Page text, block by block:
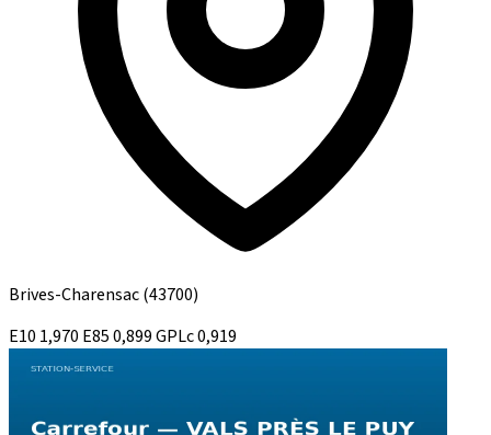
Brives-Charensac(43700)
E10 1,970 E850,899GPLc0,919